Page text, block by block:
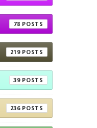
78
219
39
236